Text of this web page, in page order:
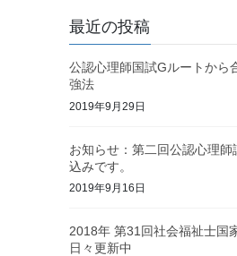
最近の投稿
公認心理師国試Gルートから
強法
2019年9月29日
お知らせ：第二回公認心理
込みです。
2019年9月16日
2018年 第31回社会福祉士
日々更新中